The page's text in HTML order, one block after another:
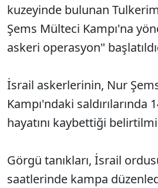
kuzeyinde bulunan
Şems Mülteci Kampı'na
askeri operasyon"
İsrail askerlerinin, Nur
Kampı'ndaki saldırılarında
hayatını kaybettiği
Görgü tanıkları, İsrail
saatlerinde kampa